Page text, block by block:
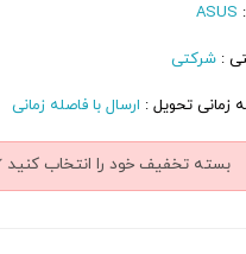
ASUS
: شرکتی
زمانی تحویل : ارسال با فاصله زمانی
بسته تخفیف خود را انتخاب کنید